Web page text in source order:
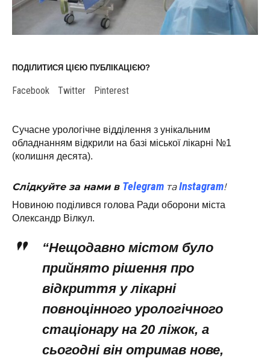
ПОДІЛИТИСЯ ЦІЄЮ ПУБЛІКАЦІЄЮ?
Facebook Twitter Pinterest
Сучасне урологічне відділення з унікальним
обладнанням відкрили на базі міської лікарні №1
(колишня десята).
Слідкуйте за нами в Telegram таInstagram!
Новиною поділився голова Ради оборони міста
Олександр Вілкул.
“Нещодавно містом було
прийнято рішення про
відкриття у лікарні
повноцінного урологічного
стаціонару на 20 ліжок, а
сьогодні він отримав нове,